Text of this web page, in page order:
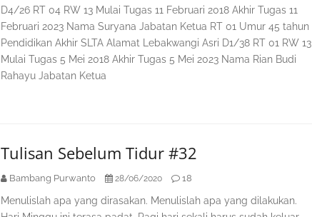
D4/26 RT 04 RW 13 Mulai Tugas 11 Februari 2018 Akhir Tugas 11
Februari 2023 Nama Suryana Jabatan Ketua RT 01 Umur 45 tahun
Pendidikan Akhir SLTA Alamat Lebakwangi Asri D1/38 RT 01 RW 13
Mulai Tugas 5 Mei 2018 Akhir Tugas 5 Mei 2023 Nama Rian Budi
Rahayu Jabatan Ketua
Tulisan Sebelum Tidur #32
Bambang Purwanto 28/06/2020 18
Menulislah apa yang dirasakan. Menulislah apa yang dilakukan.